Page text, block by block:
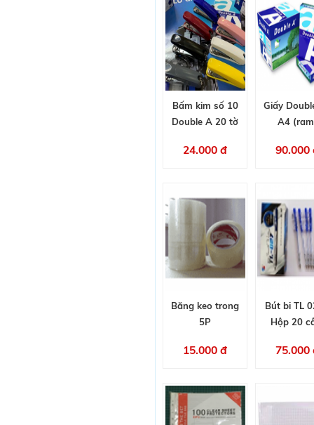
Bấm kim số 10
Double A 20 tờ
24.000 đ
Giấy
A4
90.000
Băng keo trong
5P
15.000 đ
Bút bi TL
Hộp 20
75.000